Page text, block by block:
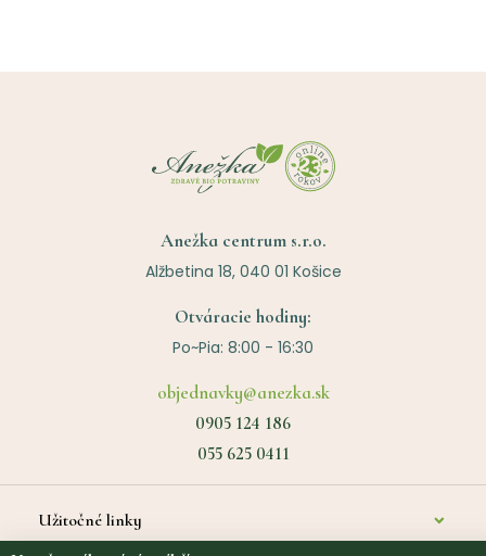
Anežka centrum s.r.o.
Alžbetina 18, 040 01 Košice
Otváracie hodiny:
Po~Pia: 8:00 - 16:30
objednavky@anezka.sk
0905 124 186
055 625 0411
Užitočné linky